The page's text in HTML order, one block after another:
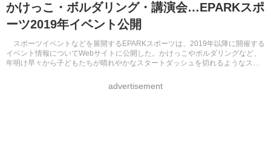
8月開催イベント・WS 全国公立高校 過去問 人気記事
自由研究教材（小学生向け） 自由研究教材（中学生向け）
かけっこ・ボルダリング・講演会…EPARKスポ
ーツ2019年イベント公開
スポーツイベントなどを展開するEPARKスポーツは、2019年以降に開催する
イベント情報についてWebサイトに公開した。かけっこやボルダリングなど、
年明け早々から子どもたちが晴れやかなスタートダッシュを切れるようなスポ
advertisement